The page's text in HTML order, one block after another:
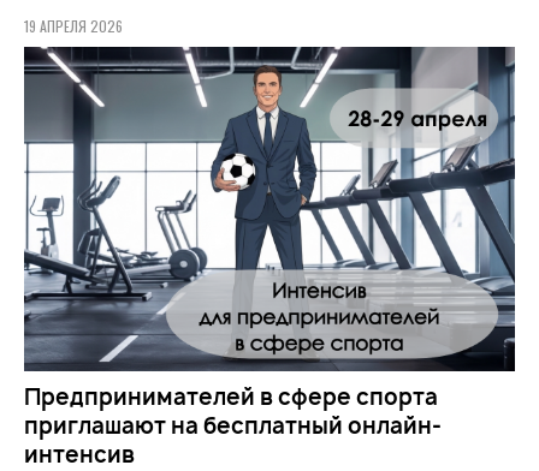
19 АПРЕЛЯ 2026
Предпринимателей в сфере спорта
приглашают на бесплатный онлайн-
интенсив